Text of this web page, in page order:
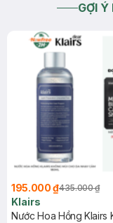
GỢI Ý
195.000 ₫435.000 ₫
Klairs
Nước Hoa Hồng Klairs